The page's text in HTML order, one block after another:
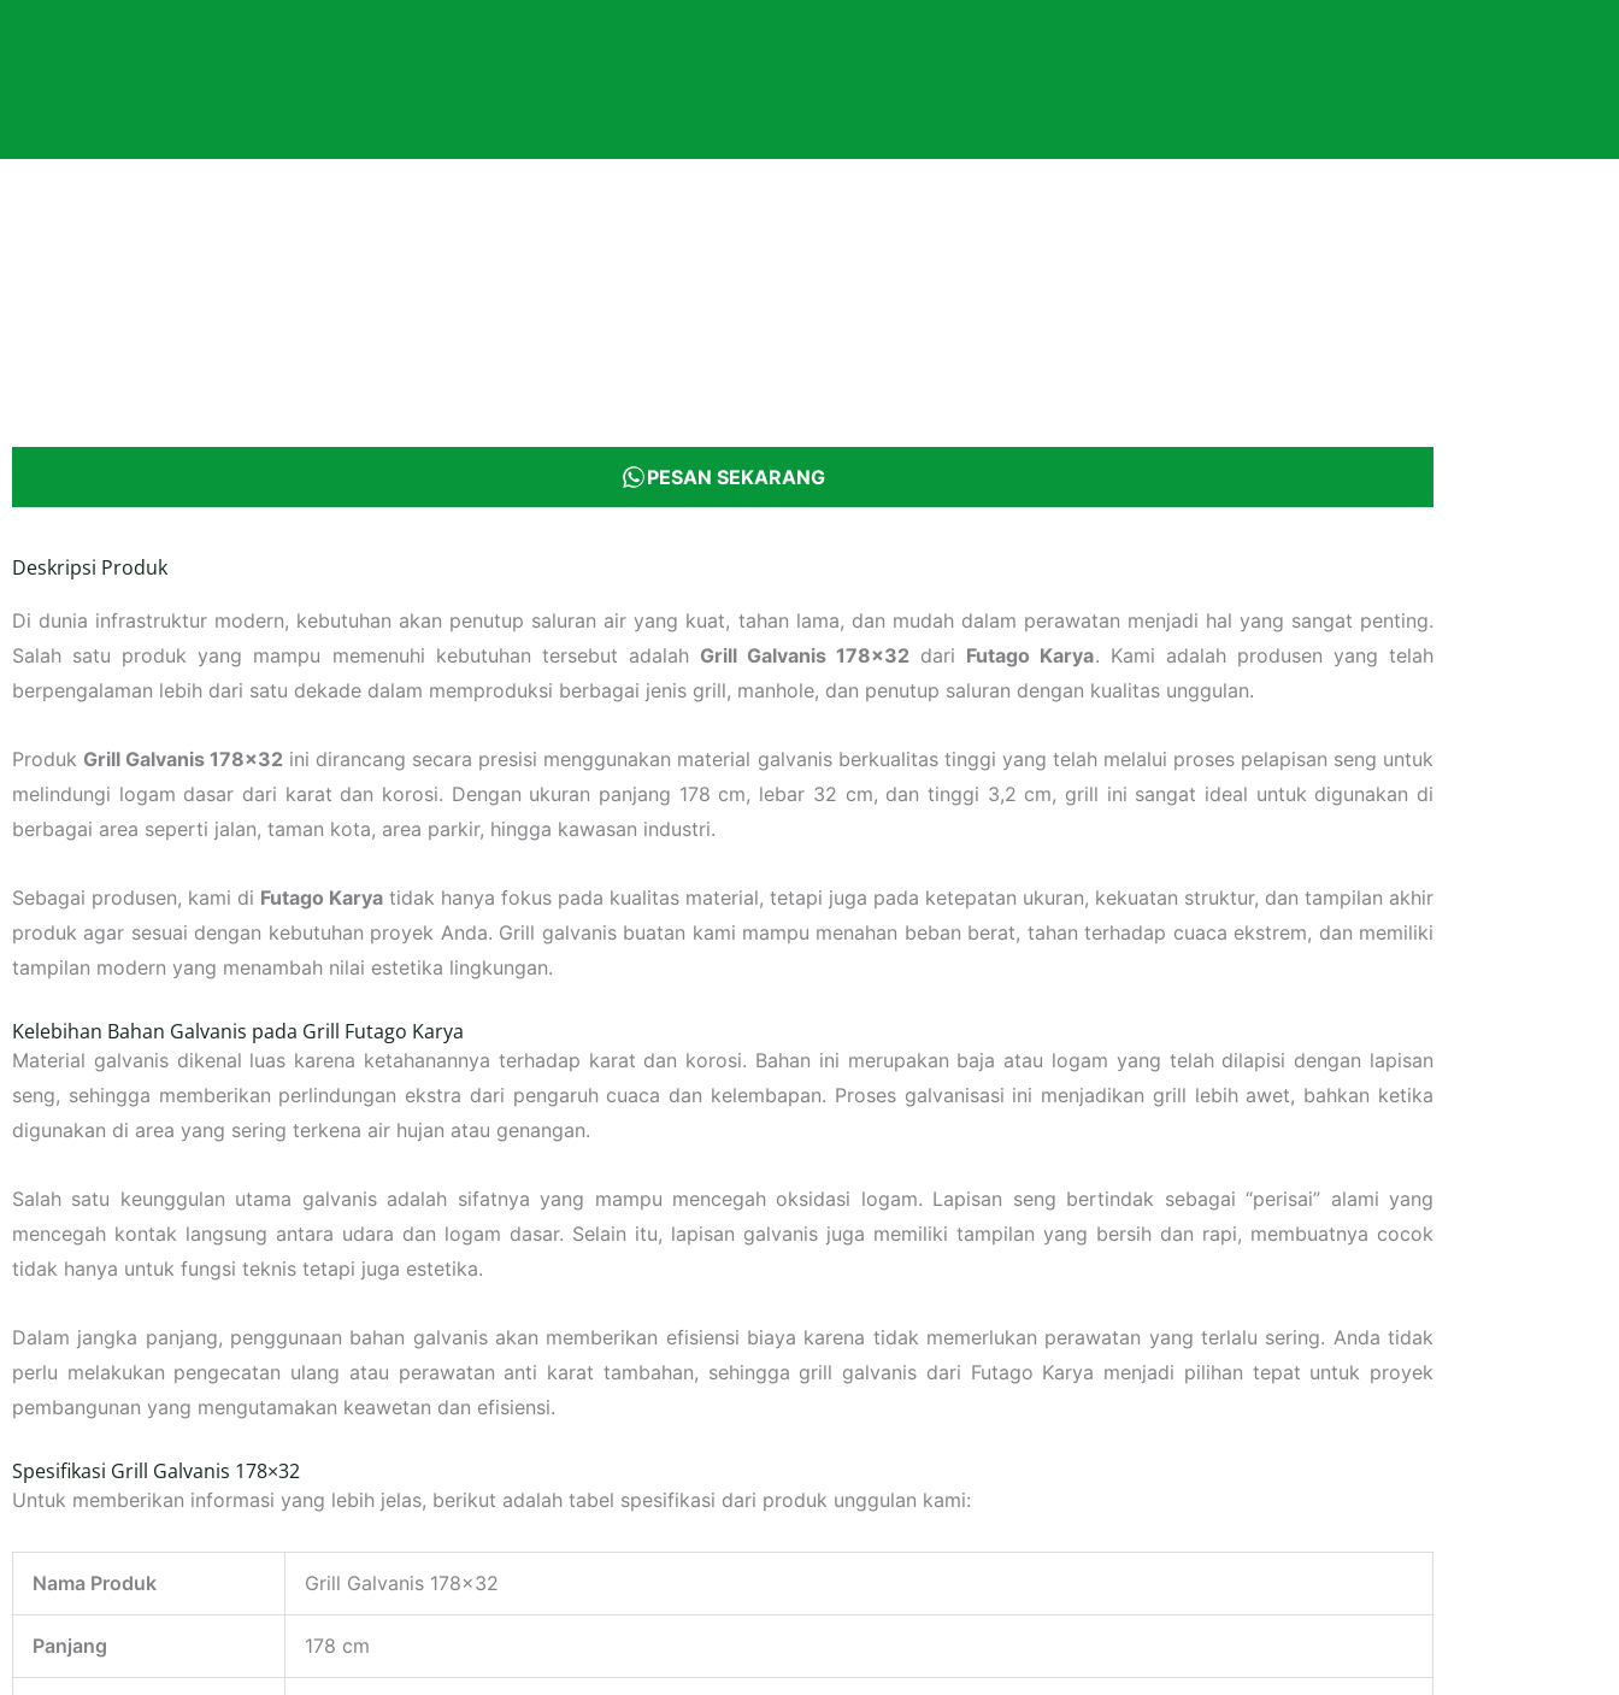
PESAN SEKARANG
Deskripsi Produk
Di dunia infrastruktur modern, kebutuhan akan penutup saluran air yang kuat, tahan lama, dan mudah dalam perawatan menjadi hal yang sangat penting.
Salah satu produk yang mampu memenuhi kebutuhan tersebut adalah Grill Galvanis 178×32 dari Futago Karya. Kami adalah produsen yang telah
berpengalaman lebih dari satu dekade dalam memproduksi berbagai jenis grill, manhole, dan penutup saluran dengan kualitas unggulan.
Produk Grill Galvanis 178×32 ini dirancang secara presisi menggunakan material galvanis berkualitas tinggi yang telah melalui proses pelapisan seng untuk
melindungi logam dasar dari karat dan korosi. Dengan ukuran panjang 178 cm, lebar 32 cm, dan tinggi 3,2 cm, grill ini sangat ideal untuk digunakan di
berbagai area seperti jalan, taman kota, area parkir, hingga kawasan industri.
Sebagai produsen, kami di Futago Karya tidak hanya fokus pada kualitas material, tetapi juga pada ketepatan ukuran, kekuatan struktur, dan tampilan akhir
produk agar sesuai dengan kebutuhan proyek Anda. Grill galvanis buatan kami mampu menahan beban berat, tahan terhadap cuaca ekstrem, dan memiliki
tampilan modern yang menambah nilai estetika lingkungan.
Kelebihan Bahan Galvanis pada Grill Futago Karya
Material galvanis dikenal luas karena ketahanannya terhadap karat dan korosi. Bahan ini merupakan baja atau logam yang telah dilapisi dengan lapisan
seng, sehingga memberikan perlindungan ekstra dari pengaruh cuaca dan kelembapan. Proses galvanisasi ini menjadikan grill lebih awet, bahkan ketika
digunakan di area yang sering terkena air hujan atau genangan.
Salah satu keunggulan utama galvanis adalah sifatnya yang mampu mencegah oksidasi logam. Lapisan seng bertindak sebagai “perisai” alami yang
mencegah kontak langsung antara udara dan logam dasar. Selain itu, lapisan galvanis juga memiliki tampilan yang bersih dan rapi, membuatnya cocok
tidak hanya untuk fungsi teknis tetapi juga estetika.
Dalam jangka panjang, penggunaan bahan galvanis akan memberikan efisiensi biaya karena tidak memerlukan perawatan yang terlalu sering. Anda tidak
perlu melakukan pengecatan ulang atau perawatan anti karat tambahan, sehingga grill galvanis dari Futago Karya menjadi pilihan tepat untuk proyek
pembangunan yang mengutamakan keawetan dan efisiensi.
Spesifikasi Grill Galvanis 178×32
Untuk memberikan informasi yang lebih jelas, berikut adalah tabel spesifikasi dari produk unggulan kami:
Nama Produk Grill Galvanis 178×32
Panjang 178 cm